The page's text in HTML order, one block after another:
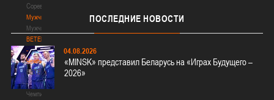
Соревнования
Мужчины
Мужчины
BETERA
-
Чемпионат
BETERA
-
Чемпионат
ПОСЛЕДНИЕ НОВОСТИ
04.08.2026
«MINSK» представил Беларусь на «Играх Будущего –
2026»